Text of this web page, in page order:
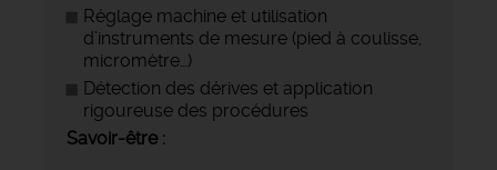
Réglage machine et utilisation
d’instruments de mesure (pied à coulisse,
micromètre…)
Détection des dérives et application
rigoureuse des procédures
Savoir-être :